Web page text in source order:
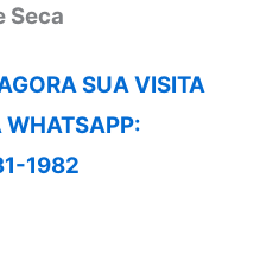
Seca
SUA VISITA
1982